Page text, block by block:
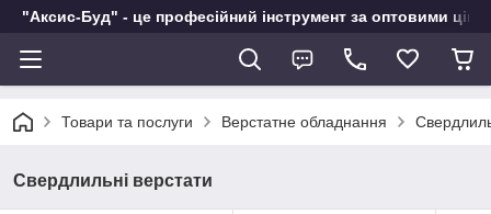
"Аксис-Буд" - це професійний інструмент за оптовими
Товари та послуги Верстатне обладнання
Свердлильні верстати